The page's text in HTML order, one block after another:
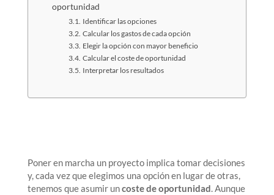
oportunidad
Identificar las opciones
Calcular los gastos de cada opción
Elegir la opción con mayor beneficio
Calcular el coste de oportunidad
Interpretar los resultados
Poner en marcha un proyecto implica tomar decisiones
y, cada vez que elegimos una opción en lugar de otras,
tenemos que asumir uncoste de oportunidad. Aunque